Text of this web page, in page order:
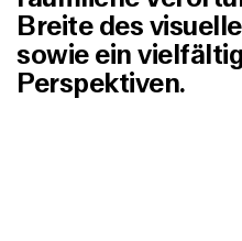
Breite des
sowie ein
Perspektiven.